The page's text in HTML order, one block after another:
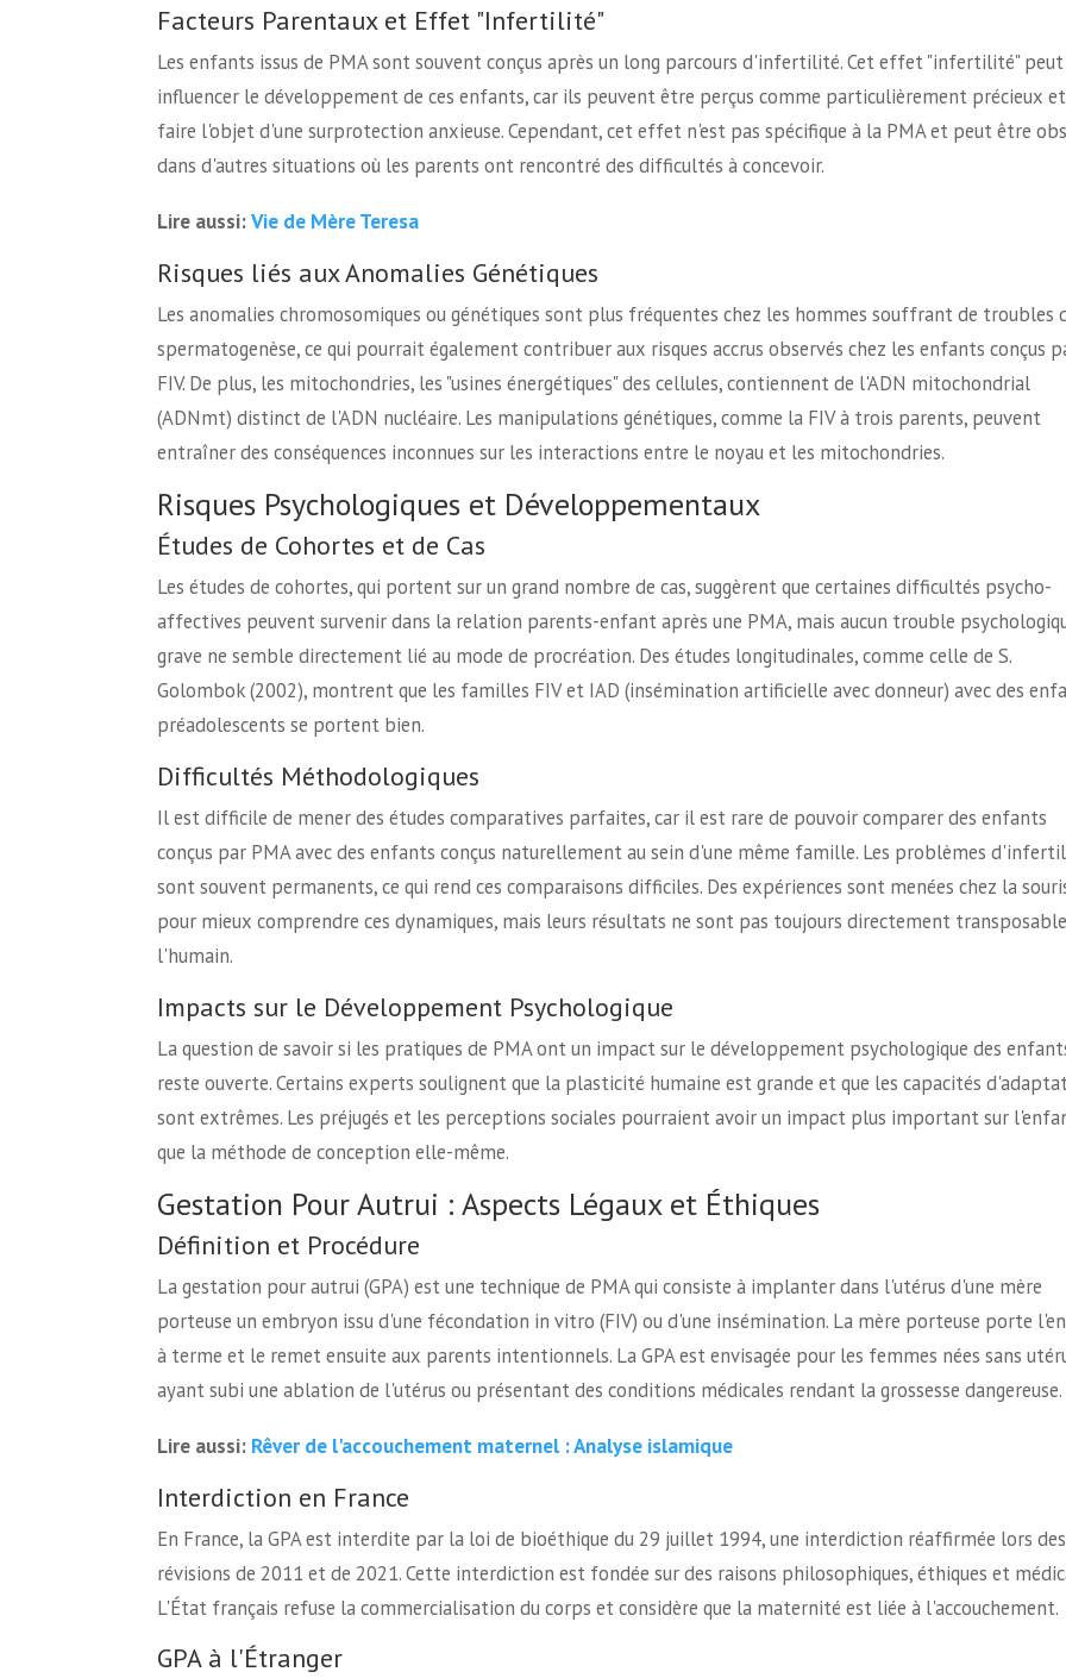
Facteurs Parentaux et Effet "Infertilité"
Les enfants issus de PMA sont souvent conçus après un long parcours d'infertilité. Cet effet "infertilité" peut
influencer le développement de ces enfants, car ils peuvent être perçus comme particulièrement précieux et
faire l'objet d'une surprotection anxieuse. Cependant, cet effet n'est pas spécifique à la PMA et peut être
dans d'autres situations où les parents ont rencontré des difficultés à concevoir.
Lire aussi:Vie de Mère Teresa
Risques liés aux Anomalies Génétiques
Les anomalies chromosomiques ou génétiques sont plus fréquentes chez les hommes souffrant de troubles
spermatogenèse, ce qui pourrait également contribuer aux risques accrus observés chez les enfants conçus
FIV. De plus, les mitochondries, les "usines énergétiques" des cellules, contiennent de l'ADN mitochondrial
(ADNmt) distinct de l'ADN nucléaire. Les manipulations génétiques, comme la FIV à trois parents, peuvent
entraîner des conséquences inconnues sur les interactions entre le noyau et les mitochondries.
Risques Psychologiques et Développementaux
Études de Cohortes et de Cas
Les études de cohortes, qui portent sur un grand nombre de cas, suggèrent que certaines difficultés psycho-
affectives peuvent survenir dans la relation parents-enfant après une PMA, mais aucun trouble
grave ne semble directement lié au mode de procréation. Des études longitudinales, comme celle de S.
Golombok (2002), montrent que les familles FIV et IAD (insémination artificielle avec donneur) avec des
préadolescents se portent bien.
Difficultés Méthodologiques
Il est difficile de mener des études comparatives parfaites, car il est rare de pouvoir comparer des enfants
conçus par PMA avec des enfants conçus naturellement au sein d'une même famille. Les problèmes
sont souvent permanents, ce qui rend ces comparaisons difficiles. Des expériences sont menées chez la
pour mieux comprendre ces dynamiques, mais leurs résultats ne sont pas toujours directement
l'humain.
Impacts sur le Développement Psychologique
La question de savoir si les pratiques de PMA ont un impact sur le développement psychologique des
reste ouverte. Certains experts soulignent que la plasticité humaine est grande et que les capacités
sont extrêmes. Les préjugés et les perceptions sociales pourraient avoir un impact plus important sur
que la méthode de conception elle-même.
Gestation Pour Autrui : Aspects Légaux et Éthiques
Définition et Procédure
La gestation pour autrui (GPA) est une technique de PMA qui consiste à implanter dans l'utérus d'une mère
porteuse un embryon issu d'une fécondation in vitro (FIV) ou d'une insémination. La mère porteuse porte
à terme et le remet ensuite aux parents intentionnels. La GPA est envisagée pour les femmes nées sans
ayant subi une ablation de l'utérus ou présentant des conditions médicales rendant la grossesse dangereuse.
Lire aussi: Rêver de l'accouchement maternel : Analyse islamique
Interdiction en France
En France, la GPA est interdite par la loi de bioéthique du 29 juillet 1994, une interdiction réaffirmée lors des
révisions de 2011 et de 2021. Cette interdiction est fondée sur des raisons philosophiques, éthiques et
L'État français refuse la commercialisation du corps et considère que la maternité est liée à l'accouchement.
GPA à l'Étranger